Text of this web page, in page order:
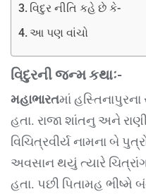
વિદુર નીતિ કહે છે કે-
આ પણ વાંચો
વિદુરની જન્મ કથાઃ-
મહાભારતમાં
હતા. રાજા શાંતનુ અને
વિચિત્રવીર્ય નામના બે
અવસાન થયું ત્યારે
હતા. પછી પિતામહ ભીષ્મે